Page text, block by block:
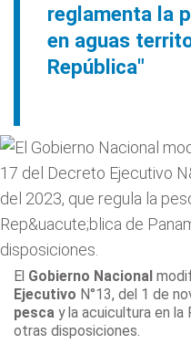
reglamenta la
en aguas
República"
El Gobierno Nacional
Ejecutivo N°13, del 1 de
pesca y la acuicultura en la
otras disposiciones.